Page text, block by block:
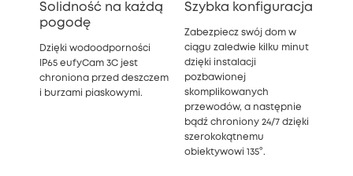
Solidność na każdą
pogodę
Dzięki wodoodporności
IP65 eufyCam 3C jest
chroniona przed deszczem
i burzami piaskowymi.
Szybka konfiguracja
Zabezpiecz swój dom w
ciągu zaledwie kilku minut
dzięki instalacji
pozbawionej
skomplikowanych
przewodów, a następnie
bądź chroniony 24/7 dzięki
szerokokątnemu
obiektywowi 135°.